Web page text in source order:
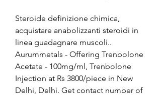
Steroide definizione chimica,
acquistare anabolizzanti steroidi in
linea guadagnare muscoli..
Aurummetals - Offering Trenbolone
Acetate - 100mg/ml, Trenbolone
Injection at Rs 3800/piece in New
Delhi, Delhi. Get contact number of